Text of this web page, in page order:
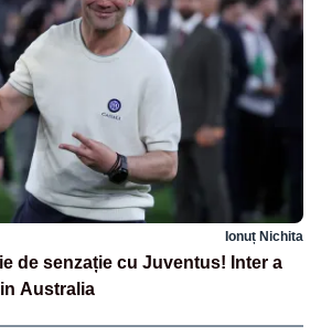
Ionuț Nichita
de senzație cu Juventus! Inter a
Australia